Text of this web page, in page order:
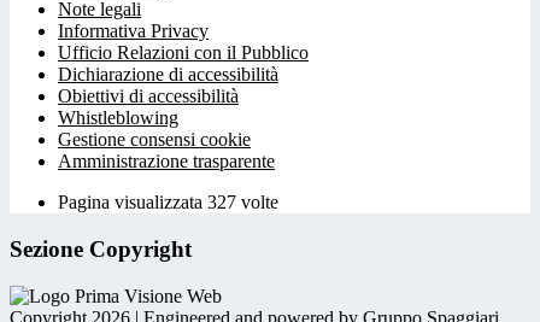
Note legali
Informativa Privacy
Ufficio Relazioni con il Pubblico
Dichiarazione di accessibilità
Obiettivi di accessibilità
Whistleblowing
Gestione consensi cookie
Amministrazione trasparente
Pagina visualizzata 327 volte
Sezione Copyright
Copyright 2026 | Engineered and powered by Gruppo Spaggiari